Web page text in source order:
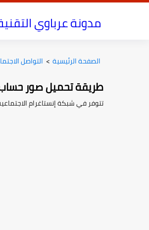
مدونة عرباوي
الصفحة الرئيسية > التواصل
طريقة تحميل صور
تتوفر في شبكة إنستاغرام